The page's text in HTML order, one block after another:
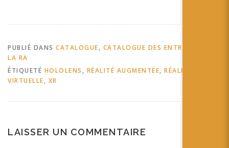
PUBLIÉ DANS CATALOGUE, CATALOGUE DES ENTREPRISES DE
LA RA
ÉTIQUETÉ HOLOLENS , RÉALITÉ AUGMENTÉE, RÉALITÉ
VIRTUELLE, XR
LAISSER UN COMMENTAIRE